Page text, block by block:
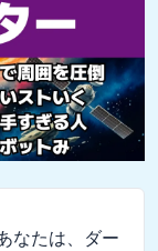
なたは、ダー